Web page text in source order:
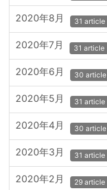
2020年8月 31 article
2020年7月 31 article
2020年6月 30 article
2020年5月 31 article
2020年4月 30 article
2020年3月 31 article
2020年2月 29 article